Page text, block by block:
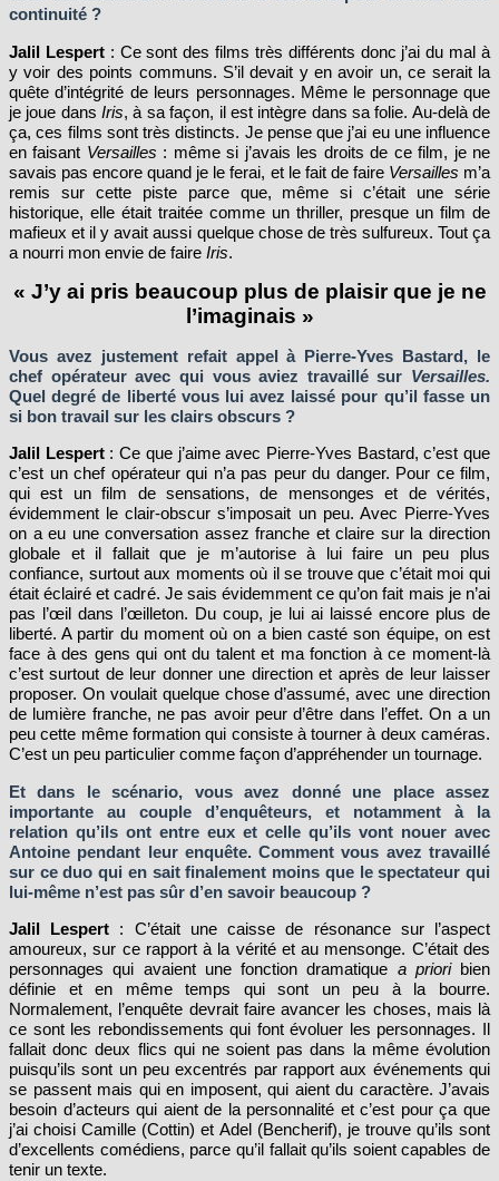
continuité ?
Jalil Lespert: Ce sont des films très différents donc j’ai du mal à
y voir des points communs. S’il devait y en avoir un, ce serait la
quête d’intégrité de leurs personnages. Même le personnage que
je joue dansIris, à sa façon, il est intègre dans sa folie. Au-delà de
ça, ces films sont très distincts. Je pense que j’ai eu une influence
en faisant Versailles : même si j’avais les droits de ce film, je ne
savais pas encore quand je le ferai, et le fait de faire Versailles m’a
remis sur cette piste parce que, même si c’était une série
historique, elle était traitée comme un thriller, presque un film de
mafieux et il y avait aussi quelque chose de très sulfureux. Tout ça
a nourri mon envie de faire Iris.
« J’y ai pris beaucoup plus de plaisir que je ne
l’imaginais »
Vous avez justement refait appel à Pierre-Yves Bastard, le
chef opérateur avec qui vous aviez travaillé sur Versailles.
Quel degré de liberté vous lui avez laissé pour qu’il fasse un
si bon travail sur les clairs obscurs ?
Jalil Lespert: Ce que j’aime avec Pierre-Yves Bastard, c’est que
c’est un chef opérateur qui n’a pas peur du danger. Pour ce film,
qui est un film de sensations, de mensonges et de vérités,
évidemment le clair-obscur s’imposait un peu. Avec Pierre-Yves
on a eu une conversation assez franche et claire sur la direction
globale et il fallait que je m’autorise à lui faire un peu plus
confiance, surtout aux moments où ilse trouve que c’était moi qui
était éclairé et cadré. Je sais évidemment ce qu’on fait mais je n’ai
pas l’œil dans l’œilleton. Du coup, je lui ai laissé encore plus de
liberté. A partir du moment où on a bien casté son équipe, on est
face à des gens qui ont du talent et ma fonction à ce moment-là
c’est surtout de leur donner une direction et après de leur laisser
proposer. On voulait quelque chose d’assumé, avec une direction
de lumière franche, ne pas avoir peur d’être dans l’effet. On a un
peu cette même formation qui consiste à tourner à deux caméras.
C’est un peu particulier comme façon d’appréhender un tournage.
Et dans le scénario, vous avez donné une place assez
importante au couple d’enquêteurs, et notamment à la
relation qu’ils ont entre eux et celle qu’ils vont nouer avec
Antoine pendant leur enquête. Comment vous avez travaillé
sur ce duo qui en sait finalement moins que le spectateur qui
lui-même n’est pas sûr d’en savoir beaucoup ?
Jalil Lespert : C’était une caisse de résonance sur l’aspect
amoureux, sur ce rapport à la vérité et au mensonge. C’était des
personnages qui avaient une fonction dramatique a prioribien
définie et en même temps qui sont un peu à la bourre.
Normalement, l’enquête devrait faire avancer les choses, mais là
ce sont les rebondissements qui font évoluer les personnages. Il
fallait donc deux flics qui ne soient pas dans la même évolution
puisqu’ils sont un peu excentrés par rapport aux événements qui
se passent mais qui en imposent, qui aient du caractère. J’avais
besoin d’acteurs qui aient de la personnalité et c’est pour ça que
j’ai choisi Camille (Cottin) et Adel (Bencherif), je trouve qu’ils sont
d’excellents comédiens, parce qu’il fallait qu’ils soient capables de
tenir un texte.